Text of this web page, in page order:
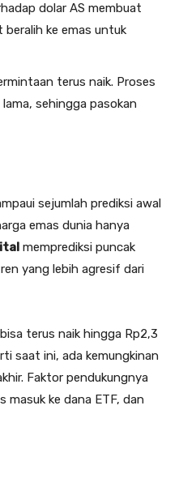
dolar AS membuat
beralih ke emas untuk
terus naik. Proses
sehingga pasokan
sejumlah prediksi awal
emas dunia hanya
memprediksi puncak
yang lebih agresif dari
terus naik hingga Rp2,3
saat ini, ada kemungkinan
Faktor pendukungnya
masuk ke dana ETF, dan